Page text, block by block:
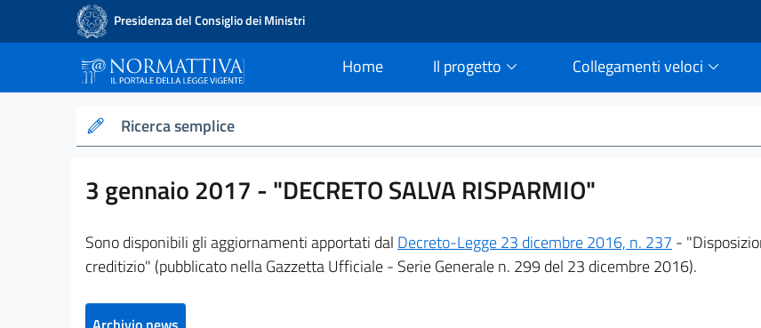
Presidenza del Consiglio dei Ministri
Normattiva - Il portale della legge
Home
current Il progetto Collegamenti veloci
Ricerca semplice
3 gennaio 2017 - "DECRETO SALVA RISPARMIO"
Sono disponibili gli aggiornamenti apportati dal Decreto-Legge 23 dicembre 2016, n. 237 -
creditizio" (pubblicato nella Gazzetta Ufficiale - Serie Generale n. 299 del 23 dicembre 2016).